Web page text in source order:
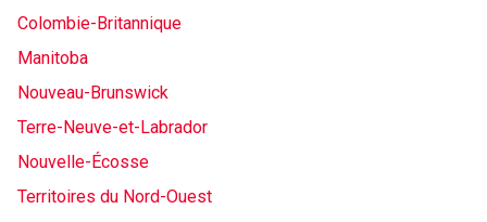
Colombie-Britannique
Manitoba
Nouveau-Brunswick
Terre-Neuve-et-Labrador
Nouvelle-Écosse
Territoires du Nord-Ouest